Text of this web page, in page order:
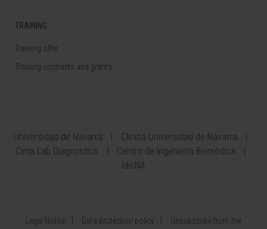
TRAINING
Training offer
Training contracts and grants
Universidad de Navarra
Clínica Universidad de Navarra
Cima Lab Diagnostics
Centro de Ingeniería Biomédica
IdisNA
Legal Notice Data protection policy Unsubscribe from the